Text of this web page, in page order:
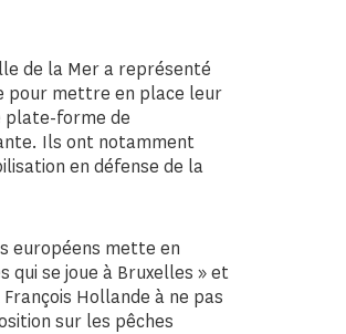
de la Mer a représenté
pour mettre en place leur
plate-forme de
Ils ont notamment
en défense de la
européens mette en
se joue à Bruxelles » et
Hollande à ne pas
sur les pêches